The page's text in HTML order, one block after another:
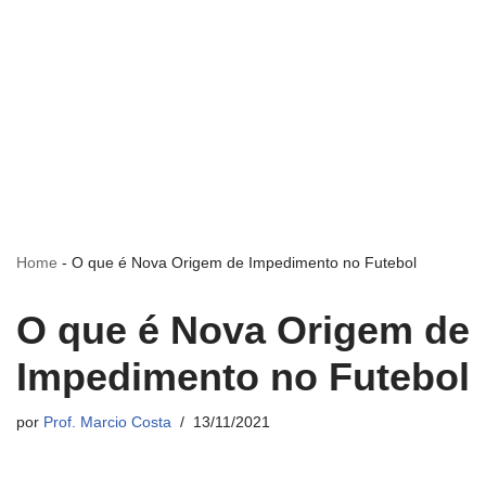
Home - O que é Nova Origem de Impedimento no Futebol
O que é Nova Origem de
Impedimento no Futebol
por Prof. Marcio Costa 13/11/2021